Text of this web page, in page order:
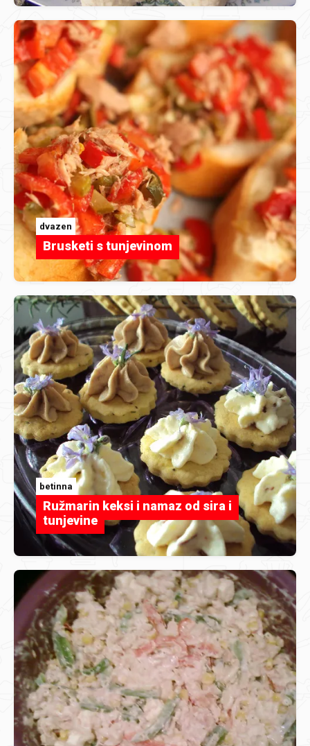
dvazen
Brusketi s tunjevinom
betinna
Ružmarin keksi i namaz od sira i
tunjevine